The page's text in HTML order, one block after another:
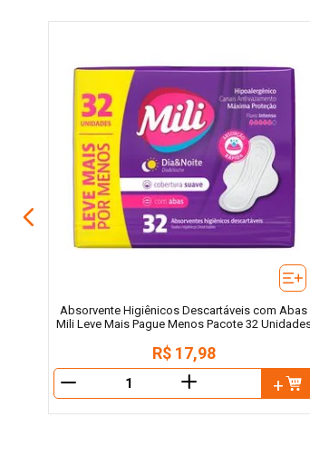
Absorvente Higiênicos Descartáveis com Abas
Mili Leve Mais Pague Menos Pacote 32
R$ 17,98
＋